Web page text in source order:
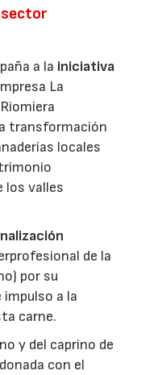
a la iniciativa
La
transformación
locales
los valles
de la
por su
a la
carne.
y del caprino de
con el